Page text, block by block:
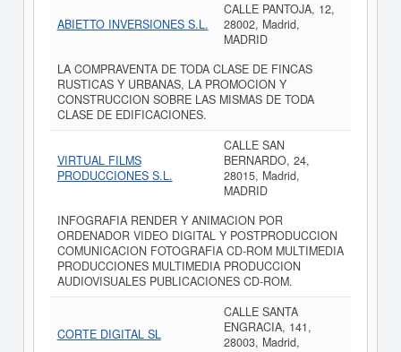
ABIETTO INVERSIONES S.L.
CALLE PANTOJA, 12,
28002, Madrid,
MADRID
LA COMPRAVENTA DE TODA CLASE DE FINCAS
RUSTICAS Y URBANAS, LA PROMOCION Y
CONSTRUCCION SOBRE LAS MISMAS DE TODA
CLASE DE EDIFICACIONES.
VIRTUAL FILMS
PRODUCCIONES S.L.
CALLE SAN
BERNARDO, 24,
28015, Madrid,
MADRID
INFOGRAFIA RENDER Y ANIMACION POR
ORDENADOR VIDEO DIGITAL Y POSTPRODUCCION
COMUNICACION FOTOGRAFIA CD-ROM MULTIMEDIA
PRODUCCIONES MULTIMEDIA PRODUCCION
AUDIOVISUALES PUBLICACIONES CD-ROM.
CORTE DIGITAL SL
CALLE SANTA
ENGRACIA, 141,
28003, Madrid,